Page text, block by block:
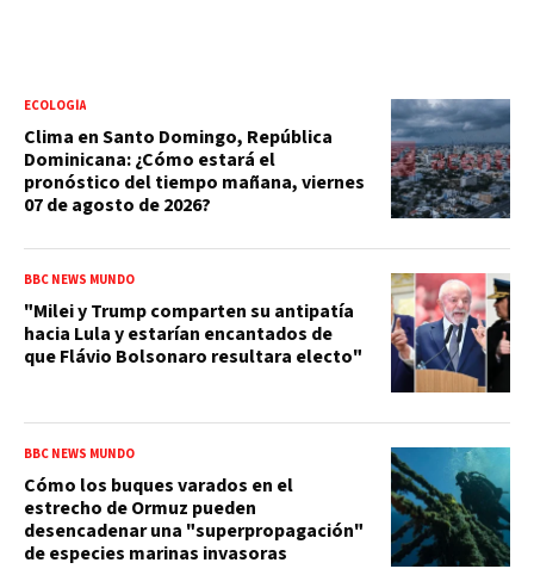
ECOLOGÍA
Clima en Santo Domingo, República
Dominicana: ¿Cómo estará el
pronóstico del tiempo mañana, viernes
07 de agosto de 2026?
BBC NEWS MUNDO
"Milei y Trump comparten su antipatía
hacia Lula y estarían encantados de
que Flávio Bolsonaro resultara electo"
BBC NEWS MUNDO
Cómo los buques varados en el
estrecho de Ormuz pueden
desencadenar una "superpropagación"
de especies marinas invasoras